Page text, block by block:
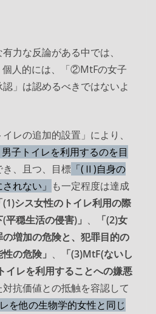
力な反論がある中では、
個人的には、「②MtFの女子
」は認めるべきではないよ
レの追加的設置」により、
男子トイレを利用するのを目
き、且つ、目標 「(Ⅱ)自身の
れない」 も一定程度は達成
(1)シス女性のトイレ利用の際
穏生活の侵害)」 、
「(2)女
増加の危険と、犯罪目的の
の危険」 、
「(3)MtF(ないし
イレを利用することへの嫌悪
対抗価値との抵触を容認して
を他の生物学的女性と同じ